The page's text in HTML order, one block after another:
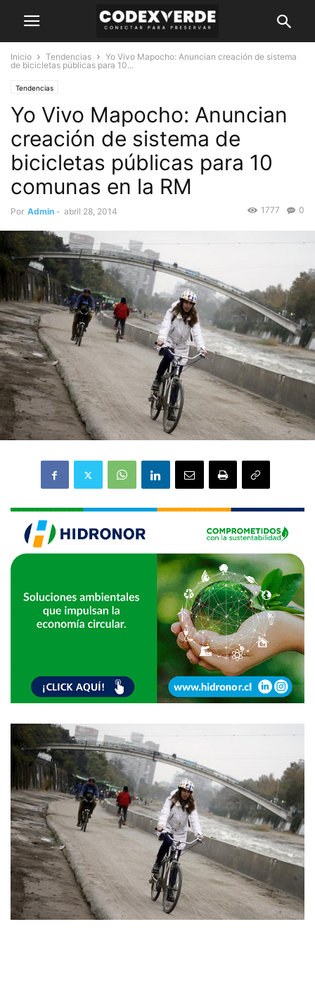
Inicio Tendencias
Yo Vivo Mapocho: Anuncian creación de sistema
de bicicletas públicas para 10...
Tendencias
Yo Vivo Mapocho: Anuncian
creación de sistema de
bicicletas públicas para 10
comunas en la RM
Por Admin - abril 28, 2014 0
1777